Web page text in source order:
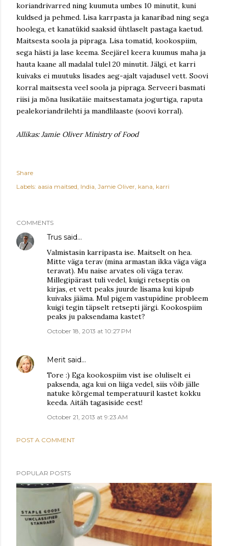
koriandrivarred ning kuumuta umbes 10 minutit, kuni
kuldsed ja pehmed. Lisa karrpasta ja kanaribad ning sega
hoolega, et kanatükid saaksid ühtlaselt pastaga kaetud.
Maitsesta soola ja pipraga. Lisa tomatid, kookospiim,
sega hästi ja lase keema. Seejärel keera kuumus maha ja
hauta kaane all madalal tulel 20 minutit. Jälgi, et karri
kuivaks ei muutuks lisades aeg-ajalt vajadusel vett. Soovi
korral maitsesta veel soola ja pipraga. Serveeri basmati
riisi ja mõna lusikatäie maitsestamata jogurtiga, raputa
pealekoriandrilehti ja mandlilaaste (soovi korral).
Allikas: Jamie Oliver Ministry of Food
Share
Labels: aasia maitsed India Jamie Oliver kana karri
COMMENTS
Trus said…
Valmistasin karripasta ise. Maitselt on hea.
Mitte väga terav (mina armastan ikka väga väga
teravat). Mu naise arvates oli väga terav.
Millegipärast tuli vedel, kuigi retseptis on
kirjas, et vett peaks juurde lisama kui kipub
kuivaks jääma. Mul pigem vastupidine probleem
kuigi tegin täpselt retsepti järgi. Kookospiim
peaks ju paksendama kastet?
October 18, 2013 at 10:27 PM
Merit said…
Tore :) Ega kookospiim vist ise oluliselt ei
paksenda, aga kui on liiga vedel, siis võib jälle
natuke kõrgemal temperatuuril kastet kokku
keeda. Aitäh tagasiside eest!
October 21, 2013 at 9:23 AM
POST A COMMENT
POPULAR POSTS